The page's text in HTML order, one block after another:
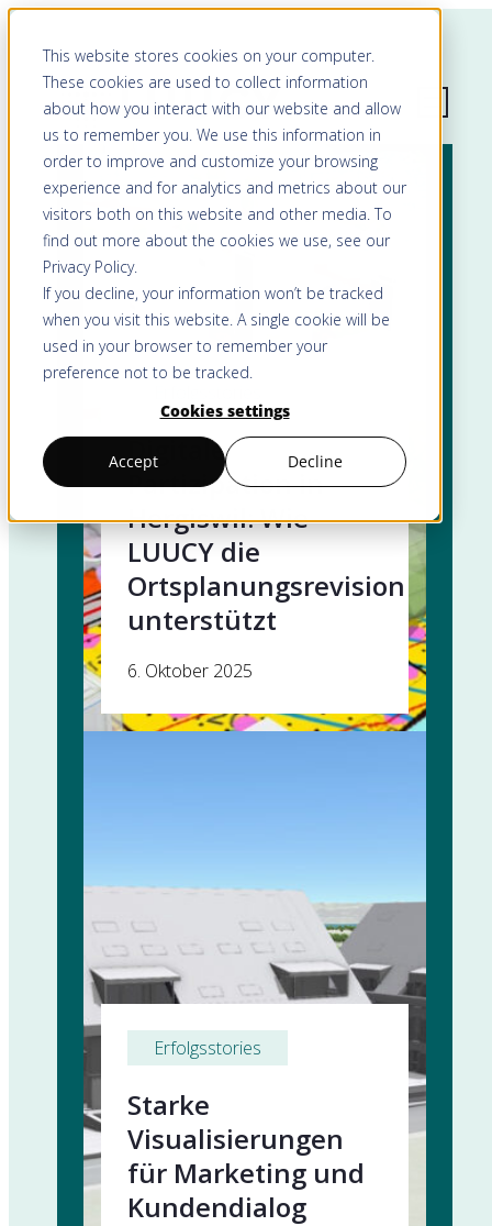
This website stores cookies on your computer.
These cookies are used to collect information
about how you interact with our website and allow
us to remember you. We use this information in
order to improve and customize your browsing
experience and for analytics and metrics about our
visitors both on this website and other media. To
find out more about the cookies we use, see our
Privacy Policy.
If you decline, your information won’t be tracked
when you visit this website. A single cookie will be
used in your browser to remember your
preference not to be tracked.
Cookies settings
Accept Decline
Digitale
Partizipation in
Hergiswil: Wie
LUUCY die
Ortsplanungsrevision
unterstützt
6. Oktober 2025
Erfolgsstories
Starke
Visualisierungen
für Marketing und
Kundendialog